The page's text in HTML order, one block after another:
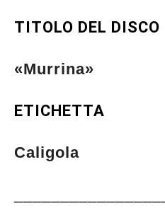
TITOLO DEL DISCO
«Murrina»
ETICHETTA
Caligola